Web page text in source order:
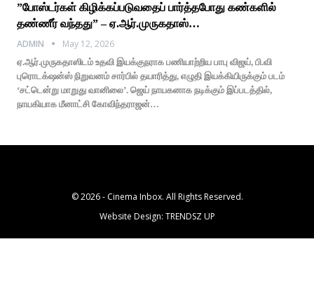
”போஸ்டர்கள் கிழிக்கப்படுவதைப் பார்த்தபோது கண்களில்
தண்ணீர் வந்தது” – ஏ.ஆர்.முருகதாஸ்…
ADMIN
May 12, 2026
ஏ.ஆர்.முருகதாஸிடம் உதவி இயக்குநராக பணியாற்றிய பாபு விஜய், பி.வி
புரொடக்‌ஷன்ஸ் நிறுவனம் சார்பில் தயாரித்து, எழுதி இயக்கியிருக்கும் படம்
‘சட்டென்று மாறுது வானிலை’. ஜெய் நாயகனாக நடிக்கும் இப்படத்தில்,
நாயகியாக மீனாட்சி கோவிந்தராஜன்…
© 2026 - Cinema Inbox. All Rights Reserved.
Website Design: TRENDSZ UP